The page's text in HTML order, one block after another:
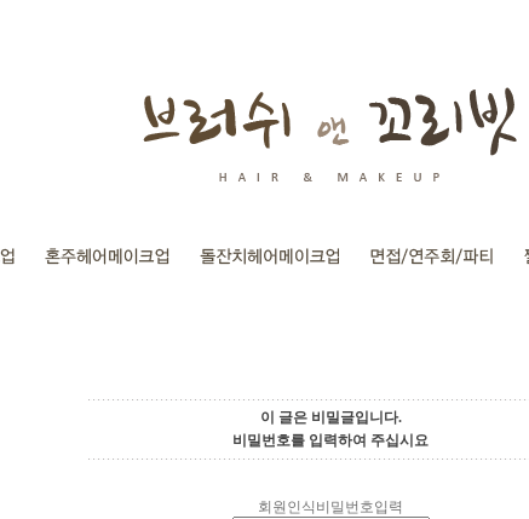
이 글은 비밀글입니다.
비밀번호를 입력하여 주십시요
회원인식비밀번호입력